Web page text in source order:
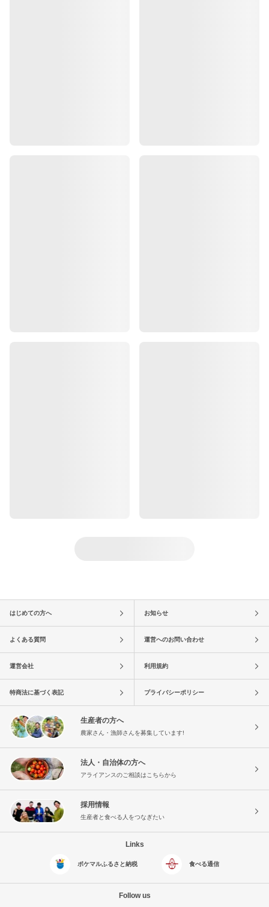
はじめての方へ お知らせ
よくある質問 運営へのお問い合わせ
運営会社 利用規約
特商法に基づく表記 プライバシーポリシー
生産者の方へ
農家さん・漁師さんを募集しています!
法人・自治体の方へ
アライアンスのご相談はこちらから
採用情報
生産者と食べる人をつなぎたい
Links
ポケマルふるさと納税 食べる通信
Follow us